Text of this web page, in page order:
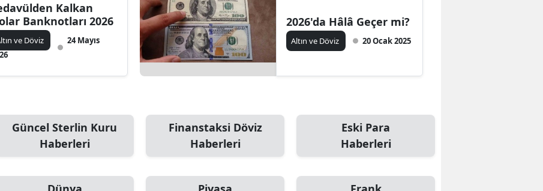
Kalkan
Banknotları 2026
ve Döviz
24 Mayıs
2026'da Hâlâ Geçer mi?
Altın ve Döviz 20 Ocak 2025
Güncel Sterlin Kuru
Haberleri
Finanstaksi Döviz
Haberleri
Eski Para
Haberleri